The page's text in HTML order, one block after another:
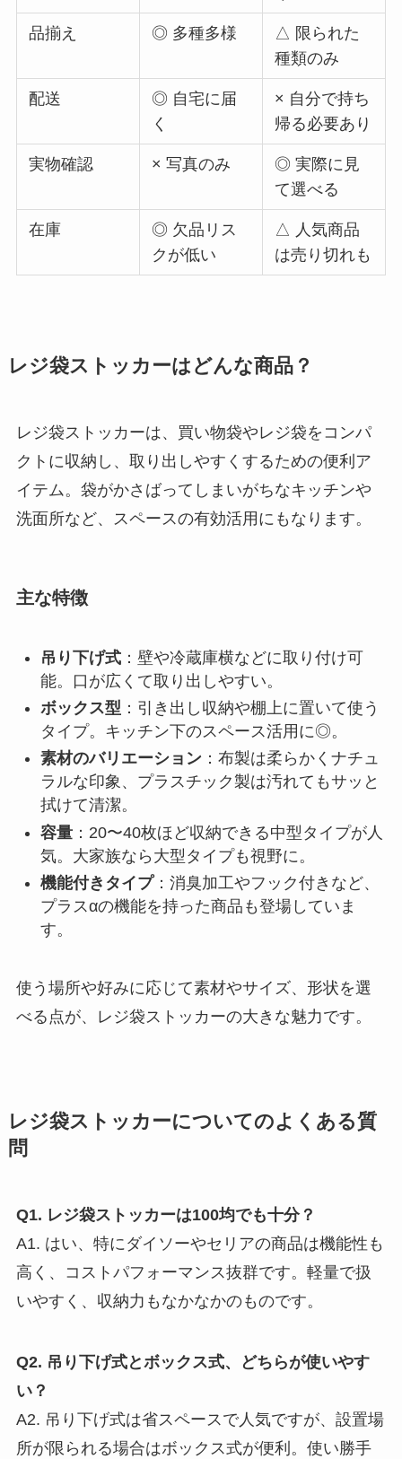
品揃え ◎ 多種多様
△ 限られた
種類のみ
配送
◎ 自宅に届
く
× 自分で持ち
帰る必要あり
実物確認 × 写真のみ
◎ 実際に見
て選べる
在庫
◎ 欠品リス
クが低い
△ 人気商品
は売り切れも
レジ袋ストッカーはどんな商品？
レジ袋ストッカーは、買い物袋やレジ袋をコンパ
クトに収納し、取り出しやすくするための便利ア
イテム。袋がかさばってしまいがちなキッチンや
洗面所など、スペースの有効活用にもなります。
主な特徴
吊り下げ式：壁や冷蔵庫横などに取り付け可
能。口が広くて取り出しやすい。
ボックス型 ：引き出し収納や棚上に置いて使う
タイプ。キッチン下のスペース活用に◎。
素材のバリエーション：布製は柔らかくナチュ
ラルな印象、プラスチック製は汚れてもサッと
拭けて清潔。
容量：20〜40枚ほど収納できる中型タイプが人
気。大家族なら大型タイプも視野に。
機能付きタイプ：消臭加工やフック付きなど、
プラスαの機能を持った商品も登場していま
す。
使う場所や好みに応じて素材やサイズ、形状を選
べる点が、レジ袋ストッカーの大きな魅力です。
レジ袋ストッカーについてのよくある質
問
Q1. レジ袋ストッカーは100均でも十分？
A1. はい、特にダイソーやセリアの商品は機能性も
高く、コストパフォーマンス抜群です。軽量で扱
いやすく、収納力もなかなかのものです。
Q2. 吊り下げ式とボックス式、どちらが使いやす
い？
A2. 吊り下げ式は省スペースで人気ですが、設置場
所が限られる場合はボックス式が便利。使い勝手